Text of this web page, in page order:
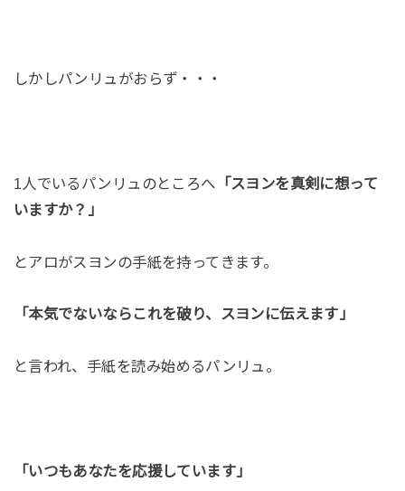
しかしパンリュがおらず・・・
1人でいるパンリュのところへ 「スヨンを真剣に想って
いますか？」
とアロがスヨンの手紙を持ってきます。
「本気でないならこれを破り、スヨンに伝えます」
と言われ、手紙を読み始めるパンリュ。
「いつもあなたを応援しています」